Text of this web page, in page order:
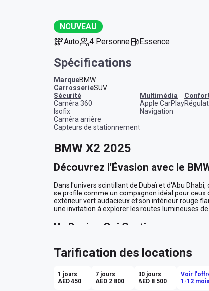
NOUVEAU
Auto
4 Personne Essence
Spécifications
MarqueBMW
CarrosserieSUV
sécurité
Caméra 360
Isofix
Caméra arrière
Capteurs de stationnement
multimédia
Apple CarPlay
Navigation
BMW X2 2025
Découvrez l'Évasion avec le
Dans l'univers scintillant de Dubaï et d'Abu
se profile comme un compagnon idéal pour
extérieur vert audacieux et son intérieur rouge
une invitation à explorer les routes lumineuses de
Un Design Qui Captive
carrosserie capte chaque rayon de soleil, se
dorées de Liwa, le BMW X2 attire les regards et
Tarification des locations
1 jours
AED 450
7 jours
AED 2 800
30 jours
AED 8 500
Voir
1-12 mois